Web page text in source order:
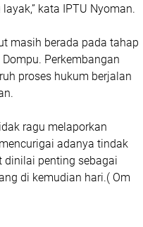
kata IPTU Nyoman.
masih berada pada tahap
Perkembangan
proses hukum berjalan
ragu melaporkan
adanya tindak
dinilai penting sebagai
di kemudian hari.( Om